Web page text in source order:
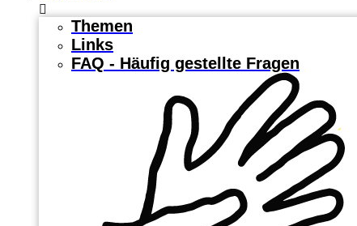
Themen
Links
FAQ - Häufig gestellte Fragen